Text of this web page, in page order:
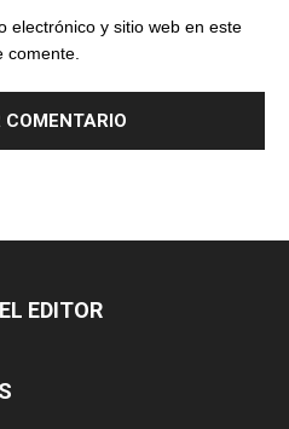
electrónico y sitio web en este
comente.
EDITOR